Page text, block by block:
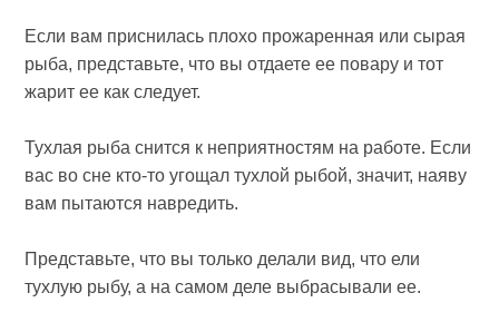
Если вам приснилась плохо прожаренная или сырая
рыба, представьте, что вы отдаете ее повару и тот
жарит ее как следует.
Тухлая рыба снится к неприятностям на работе. Если
вас во сне кто-то угощал тухлой рыбой, значит, наяву
вам пытаются навредить.
Представьте, что вы только делали вид, что ели
тухлую рыбу, а на самом деле выбрасывали ее.